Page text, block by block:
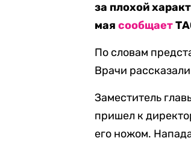
за плохой
маясообщает
По словам
Врачи
Заместитель
пришел к
его ножом.